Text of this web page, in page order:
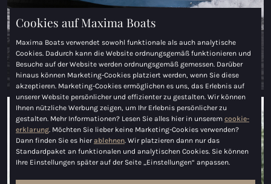
Schaluppen
Maxima 490
Maxima 550
Maxima 600
Maxima 620 Retro MC
Maxima 630 NEUE
Schaluppen und Tender
Das Angebot ansehen
Cookies auf Maxima Boats
Maxima Boats verwendet sowohl funktionale als auch analytische
Cookies. Dadurch kann die Website ordnungsgemäß funktionieren und
Besuche auf der Website werden ordnungsgemäß gemessen. Darüber
hinaus können Marketing-Cookies platziert werden, wenn Sie diese
akzeptieren. Marketing-Cookies ermöglichen es uns, das Erlebnis auf
unserer Website persönlicher und effizienter zu gestalten. Wir können
Ihnen nützliche Werbung zeigen, um Ihr Erlebnis persönlicher zu
gestalten. Mehr Informationen? Lesen Sie alles hier in unserem cookie-
erklarung. Möchten Sie lieber keine Marketing-Cookies verwenden?
Dann finden Sie es hierablehnen. Wir platzieren dann nur das
Standardpaket an funktionalen und analytischen Cookies. Sie können
Ihre Einstellungen später auf der Seite „Einstellungen“ anpassen.